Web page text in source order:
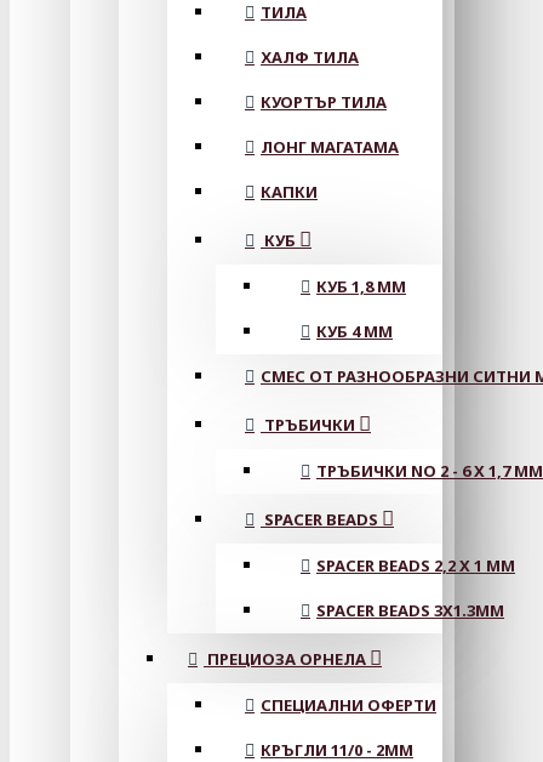
ТИЛА
ХАЛФ ТИЛА
КУОРТЪР ТИЛА
ЛОНГ МАГАТАМА
КАПКИ
КУБ
КУБ 1,8 ММ
КУБ 4 ММ
СМЕС ОТ РАЗНООБРАЗНИ СИТНИ
ТРЪБИЧКИ
ТРЪБИЧКИ NO 2 - 6 X 1,7 MM
SPACER BEADS
SPACER BEADS 2,2 X 1 MM
SPACER BEADS 3X1.3MM
ПРЕЦИОЗА ОРНЕЛА
СПЕЦИАЛНИ ОФЕРТИ
КРЪГЛИ 11/0 - 2MM